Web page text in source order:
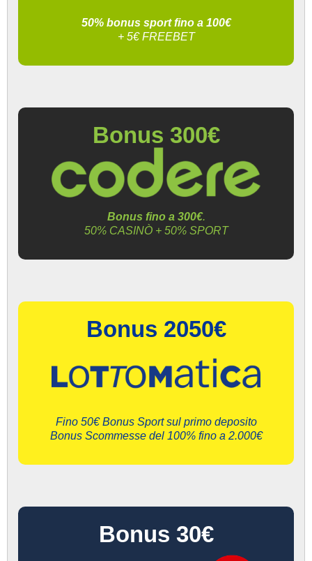
50% bonus sport fino a 100€
+ 5€ FREEBET
Bonus 300€
Bonus fino a 300€.
50% CASINÒ + 50% SPORT
Bonus 2050€
Fino 50€ Bonus Sport sul primo deposito
Bonus Scommesse del 100% fino a 2.000€
Bonus 30€